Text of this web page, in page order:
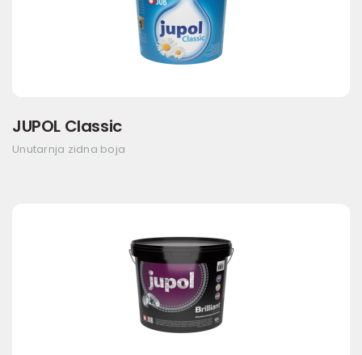
JUPOL Classic
Unutarnja zidna boja